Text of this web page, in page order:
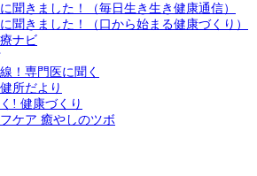
聞きました！（毎日生き生き健康通信）
聞きました！（口から始まる健康づくり）
ナビ
！専門医に聞く
所だより
! 健康づくり
ケア 癒やしのツボ